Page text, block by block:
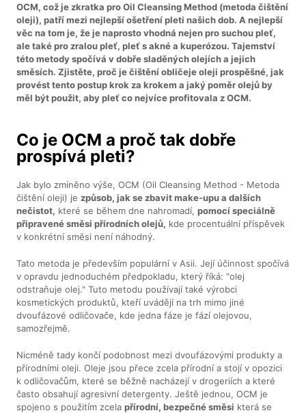
OCM, což je zkratka pro Oil Cleansing Method (metoda čištění
oleji), patří mezi nejlepší ošetření pleti našich dob. A nejlepší
věc na tom je, že je naprosto vhodná nejen pro suchou pleť,
ale také pro zralou pleť, pleť s akné a kuperózou. Tajemství
této metody spočívá v dobře sladěných olejích a jejich
směsích. Zjistěte, proč je čištění obličeje oleji prospěšné, jak
provést tento postup krok za krokem a jaký poměr olejů by
měl být použit, aby pleť co nejvíce profitovala z OCM.
Co je OCM a proč tak dobře
prospívá pleti?
Jak bylo zmíněno výše, OCM (Oil Cleansing Method - Metoda
čištění oleji) je způsob, jak se zbavit make-upu a dalších
nečistot, které se během dne nahromadí,pomocí speciálně
připravené směsi přírodních olejů, kde procentuální příspěvek
v konkrétní směsi není náhodný.
Tato metoda je především populární v Asii. Její účinnost spočívá
v opravdu jednoduchém předpokladu, který říká: "olej
odstraňuje olej." Tuto metodu používají také výrobci
kosmetických produktů, kteří uvádějí na trh mimo jiné
dvoufázové odličovače, kde jedna fáze je fází olejovou,
samozřejmě.
Nicméně tady končí podobnost mezi dvoufázovými produkty a
přírodními oleji. Oleje jsou přece zcela přírodní a stojí v opozici
k odličovačům, které se běžně nacházejí v drogeriích a které
často obsahují agresivní detergenty. Ještě jednou, OCM je
spojeno s použitím zcelapřírodní, bezpečné směsi která se